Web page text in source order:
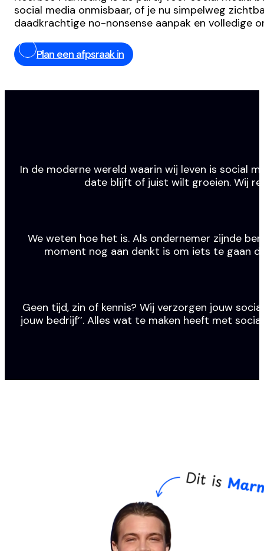
social media onmisbaar, of je nu simpelweg
daadkrachtige no-nonsense aanpak en volledige
Plan een afpsraak in
In de moderne wereld waarin wij leven is social
date blijft of juist wilt groeien. Wij
We weten hoe het is. Als ondernemer zijnde
moment nog aan denkt is om iets te gaan
Geen tijd, zin of kennis? Wij verzorgen jouw
jouw bedrijf’’. Alles wat te maken heeft met